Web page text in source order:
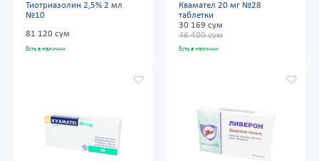
Тиотриазолин 2,5% 2 мл
№10
81 120 сум
Есть в наличии
Квамател 20 мг №28
таблетки
30 169 сум
46 400 сум
Есть в наличии